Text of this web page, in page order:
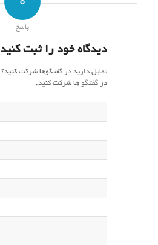
پاسخ
دیدگاه خود را ثبت کنید
تمایل دارید در گفتگوها شرکت کنید؟
در گفتگو ها شرکت کنید.